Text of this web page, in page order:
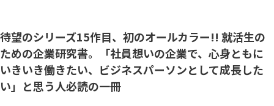
待望のシリーズ15作目、初のオールカラー!! 就活生の
ための企業研究書。「社員想いの企業で、心身ともに
いきいき働きたい、ビジネスパーソンとして成長した
い」と思う人必読の一冊